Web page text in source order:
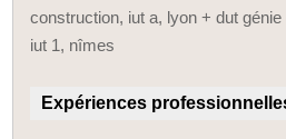
construction, iut a, lyon + dut
iut 1, nîmes
Expériences